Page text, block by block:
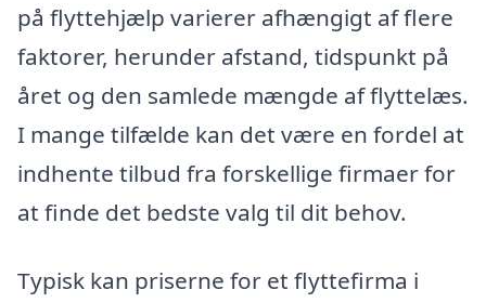
på flyttehjælp varierer afhængigt af flere
faktorer, herunder afstand, tidspunkt på
året og den samlede mængde af flyttelæs.
I mange tilfælde kan det være en fordel at
indhente tilbud fra forskellige firmaer for
at finde det bedste valg til dit behov.
Typisk kan priserne for et flyttefirma i